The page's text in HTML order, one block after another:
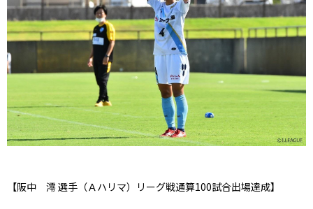
【阪中 澪 選手（Ａハリマ）リーグ戦通算100試合出場達成】